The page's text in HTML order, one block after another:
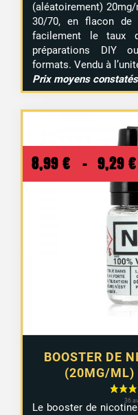
(aléatoirement)
30/70, en flacon de
facilement le taux
préparations DIY
formats. Vendu à
Prix moyens
BOOSTER DE
(20MG/ML)
8,99 € – 9,29 €
Le booster de